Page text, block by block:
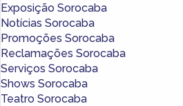
Exposição Sorocaba
Notícias Sorocaba
Promoções Sorocaba
Reclamações Sorocaba
Serviços Sorocaba
Shows Sorocaba
Teatro Sorocaba